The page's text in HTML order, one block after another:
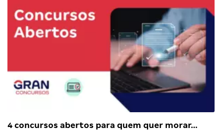
4 concursos abertos para quem quer morar…